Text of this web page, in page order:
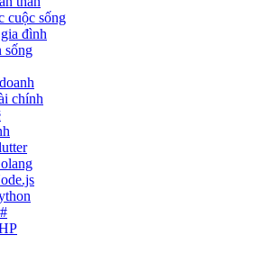
cuộc sống
đình
sống
chính